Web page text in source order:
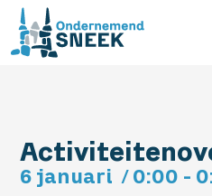
6 januari / 0:00 -